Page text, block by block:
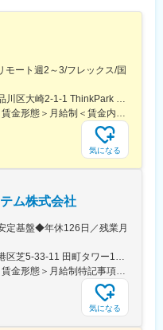
けや展示会で顧客と話す場面
ポートや展示会など（2～3か
ート週2～3/フレックス/国
＜勤務地詳細＞本社住所：東京都品川区大崎2-1-1 ThinkPark Tower24F勤務地最寄駅：JR・りんかい線／大崎駅受動喫煙対策：屋内喫煙可能場所あり変更の範囲：会社の定める事業所（リモートワーク含む）
＜予定年収＞580万円～650万円＜賃金形態＞月給制＜賃金内訳＞月額（基本給）：320,000円～450,000円＜月給＞320,000円～450,000円＜昇給有無＞有＜残業手当＞有＜給与補足＞※経験・前職を考慮したうえで優遇します。※上記年収額は、残業代を加味した金額です。■賞与実績：年2回支給■昇給：年1回賃金はあくまでも目安の金額であり、選考を通じて上下する可能性があります。月給(月額)は固定手当を含めた表記です。
気になる
ム株式会社
定基盤◆年休126日／残業月
＜勤務地詳細＞本社住所：東京都港区芝5-33-11 田町タワー15F勤務地最寄駅：JR山手/都営地下鉄三田浅草線／田町/三田駅受動喫煙対策：敷地内喫煙可能場所あり変更の範囲：会社の定める事業所（リモートワーク含む）
＜予定年収＞420万円～520万円＜賃金形態＞月給制特記事項なし＜賃金内訳＞月額（基本給）：268,400円～357,700円＜月給＞268,400円～357,700円＜昇給有無＞有＜残業手当＞有＜給与補足＞■モデル年収：25歳大卒：430万円30歳大卒：490万円※期間雇用社員時の金額となります。賃金はあくまでも目安の金額であり、選考を通じて上下する可能性があります。月給(月額)は固定手当を含めた表記です。
気になる